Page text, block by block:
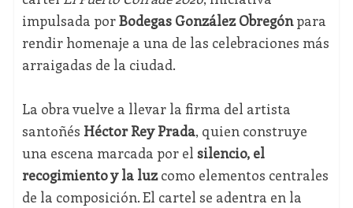
impulsada porBodegas González Obregónpara
rendir homenaje a una de las celebraciones más
arraigadas de la ciudad.
La obra vuelve a llevar la firma del artista
santoñés Héctor Rey Prada, quien construye
una escena marcada por el silencio, el
recogimiento y la luzcomo elementos centrales
de la composición. El cartel se adentra en la